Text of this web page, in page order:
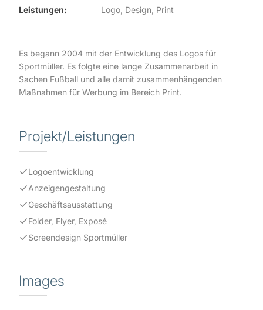
Leistungen: Logo, Design, Print
Es begann 2004 mit der Entwicklung des Logos für
Sportmüller. Es folgte eine lange Zusammenarbeit in
Sachen Fußball und alle damit zusammenhängenden
Maßnahmen für Werbung im Bereich Print.
Projekt/Leistungen
Logoentwicklung
Anzeigengestaltung
Geschäftsausstattung
Folder, Flyer, Exposé
Screendesign Sportmüller
Images